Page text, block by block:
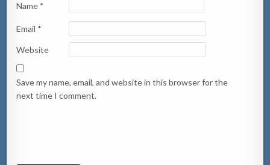
Name *
Email *
Website
Save my name, email, and website in this browser for the
next time I comment.